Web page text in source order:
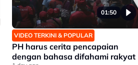
01:50
VIDEO TERKINI & POPULAR
PH harus cerita pencapaian
dengan bahasa difahami rakyat